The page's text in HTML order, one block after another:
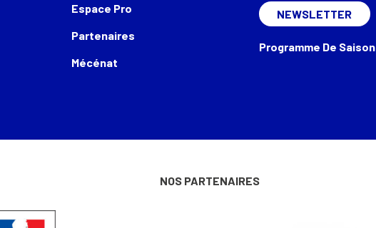
Espace Pro
Partenaires
Mécénat
NEWSLETTER
Programme De Saison
NOS PARTENAIRES